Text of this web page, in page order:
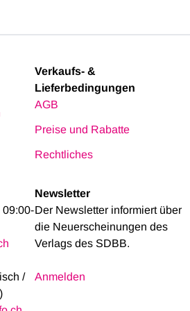
Verkaufs- &
Lieferbedingungen
AGB
Preise und Rabatte
Rechtliches
09:00-
/
Newsletter
Der Newsletter informiert über
die Neuerscheinungen des
Verlags des SDBB.
Anmelden